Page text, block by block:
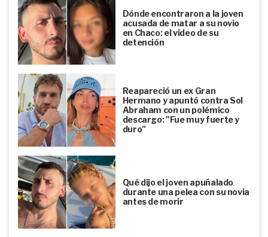
Dónde encontraron a la joven
acusada de matar a su novio
en Chaco: el video de su
detención
Reapareció un ex Gran
Hermano y apuntó contra Sol
Abraham con un polémico
descargo: "Fue muy fuerte y
duro"
Qué dijo el joven apuñalado
durante una pelea con su novia
antes de morir